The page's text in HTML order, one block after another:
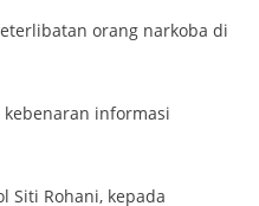
orang narkoba di
informasi
Siti Rohani, kepada